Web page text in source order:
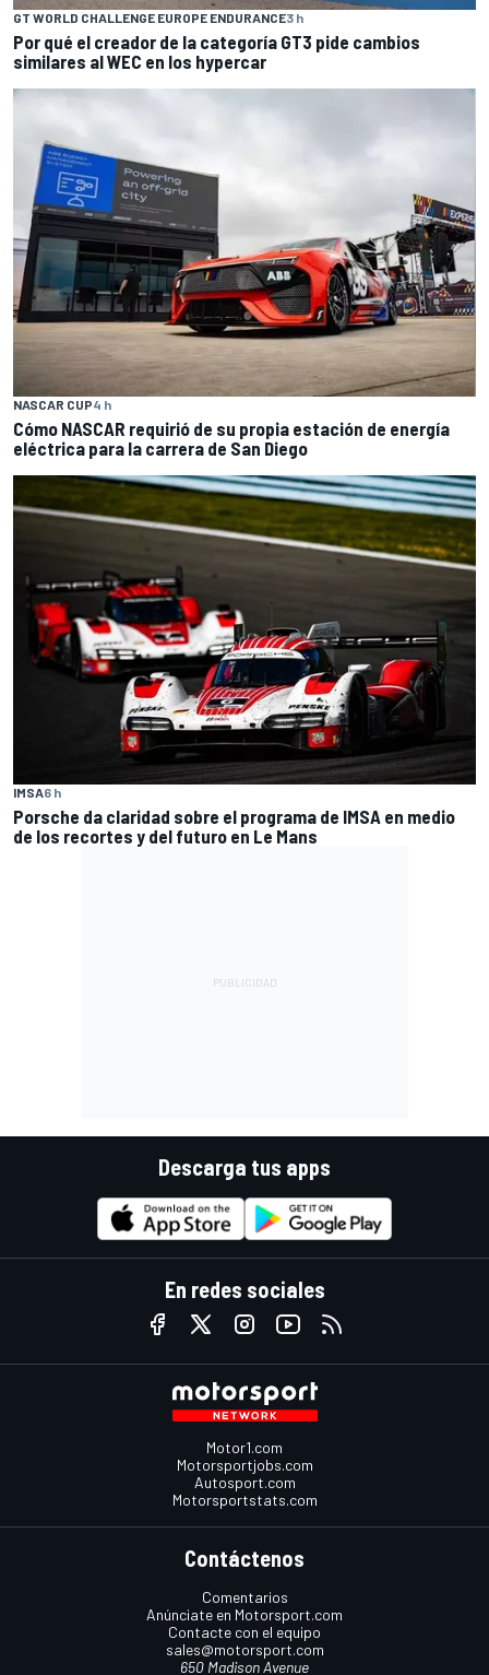
GT WORLD CHALLENGE EUROPE ENDURANCE3 h
Por qué el creador de la categoría GT3 pide cambios
similares al WEC en los hypercar
NASCAR CUP4 h
Cómo NASCAR requirió de su propia estación de energía
eléctrica para la carrera de San Diego
IMSA6 h
Porsche da claridad sobre el programa de IMSA en medio
de los recortes y del futuro en Le Mans
Descarga tus apps
En redes sociales
Motor1.com
Motorsportjobs.com
Autosport.com
Motorsportstats.com
Contáctenos
Comentarios
Anúnciate en Motorsport.com
Contacte con el equipo
sales@motorsport.com
650 Madison Avenue